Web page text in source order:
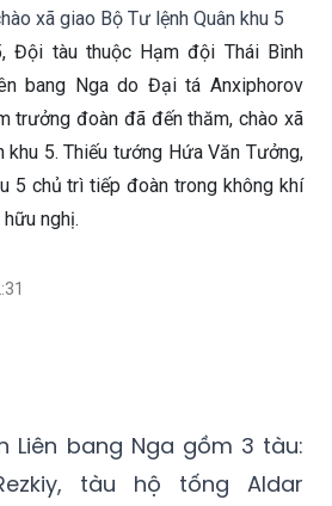
xã giao Bộ Tư lệnh Quân khu 5
Đội tàu thuộc Hạm đội Thái Bình
bang Nga do Đại tá Anxiphorov
trưởng đoàn đã đến thăm, chào xã
khu 5. Thiếu tướng Hứa Văn Tưởng,
5 chủ trì tiếp đoàn trong không khí
nghị.
Liên bang Nga gồm 3 tàu:
tàu hộ tống Aldar